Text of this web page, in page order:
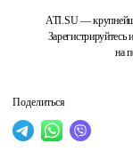
ATI.SU —
на
Поделиться